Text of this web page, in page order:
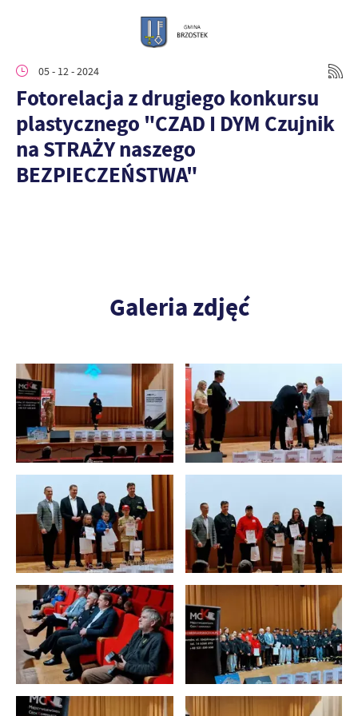
05 - 12 - 2024
Fotorelacja z drugiego konkursu
plastycznego "CZAD I DYM Czujnik
na STRAŻY naszego
BEZPIECZEŃSTWA"
Galeria zdjęć